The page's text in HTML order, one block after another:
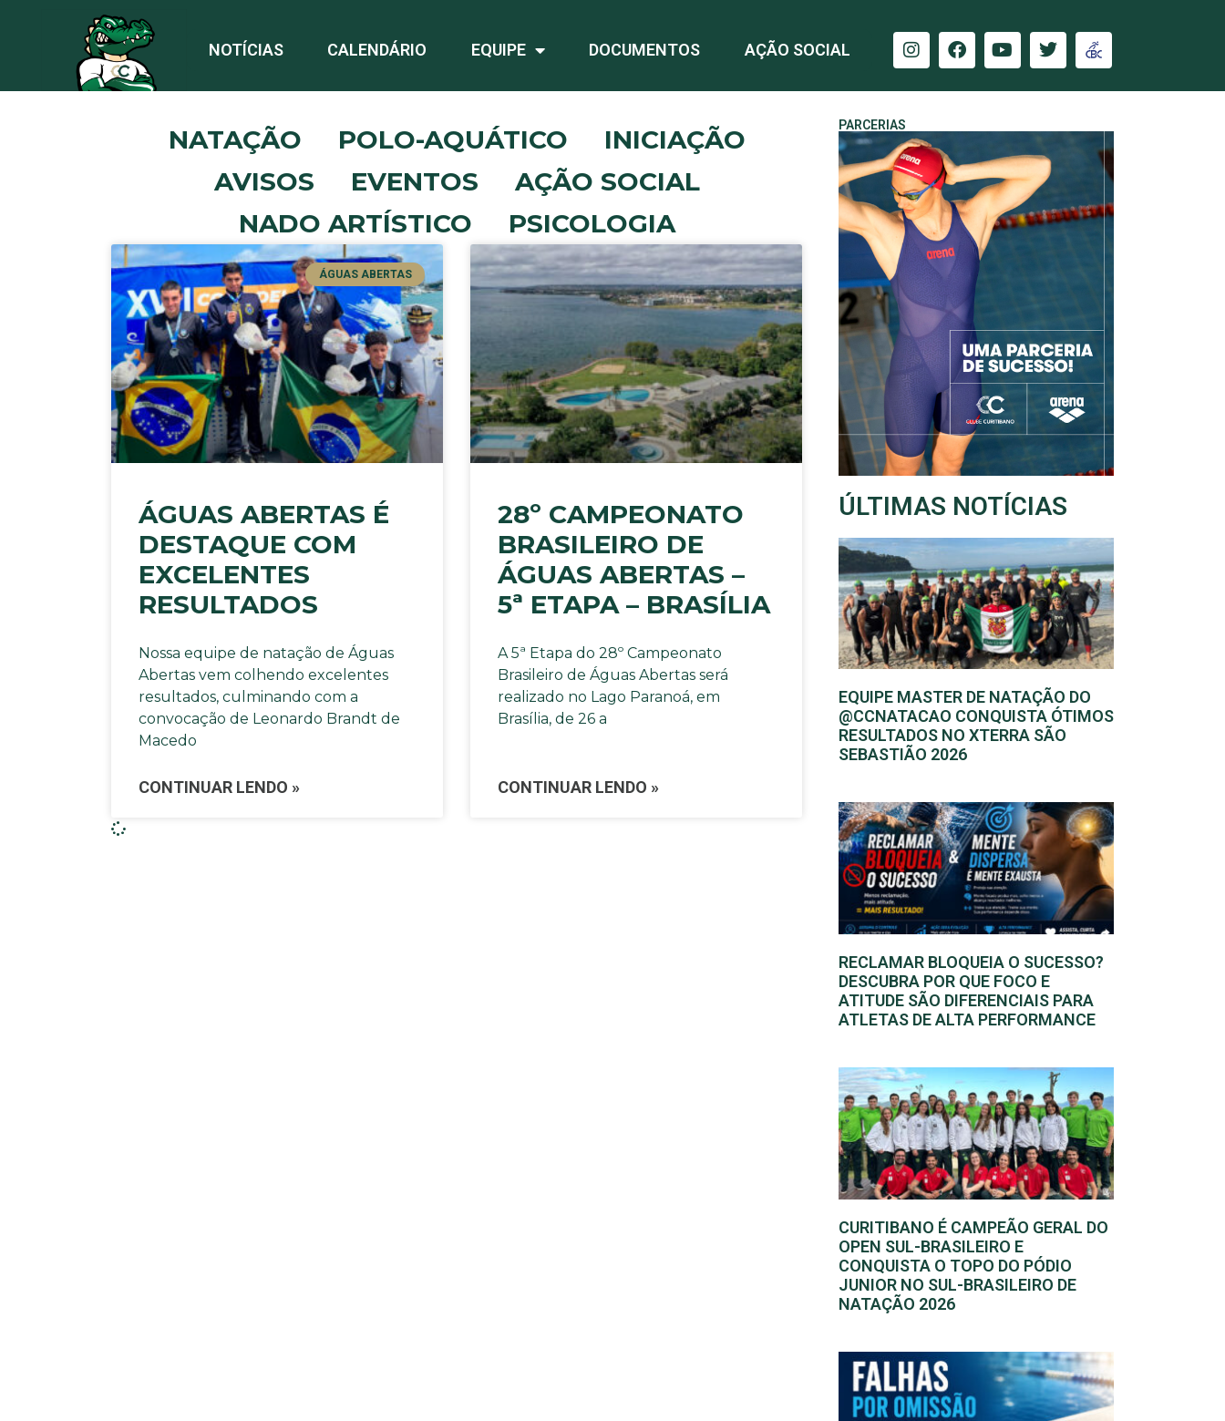
NOTÍCIAS CALENDÁRIO EQUIPE DOCUMENTOS AÇÃO SOCIAL
NATAÇÃO POLO-AQUÁTICO
INICIAÇÃO
AVISOS
EVENTOS
AÇÃO SOCIAL
NADO ARTÍSTICO
PSICOLOGIA
ÁGUAS ABERTAS
ÁGUAS ABERTAS É
DESTAQUE COM
EXCELENTES
RESULTADOS
Nossa equipe de natação de Águas
Abertas vem colhendo excelentes
resultados, culminando com a
convocação de Leonardo Brandt de
Macedo
CONTINUAR LENDO »
28º CAMPEONATO
BRASILEIRO DE
ÁGUAS ABERTAS –
5ª ETAPA – BRASÍLIA
A 5ª Etapa do 28º Campeonato
Brasileiro de Águas Abertas será
realizado no Lago Paranoá, em
Brasília, de 26 a
CONTINUAR LENDO »
PARCERIAS
ÚLTIMAS NOTÍCIAS
EQUIPE MASTER DE NATAÇÃO DO
@CCNATACAO CONQUISTA ÓTIMOS
RESULTADOS NO XTERRA SÃO
SEBASTIÃO 2026
RECLAMAR BLOQUEIA O SUCESSO?
DESCUBRA POR QUE FOCO E
ATITUDE SÃO DIFERENCIAIS PARA
ATLETAS DE ALTA PERFORMANCE
CURITIBANO É CAMPEÃO GERAL DO
OPEN SUL-BRASILEIRO E
CONQUISTA O TOPO DO PÓDIO
JUNIOR NO SUL-BRASILEIRO DE
NATAÇÃO 2026